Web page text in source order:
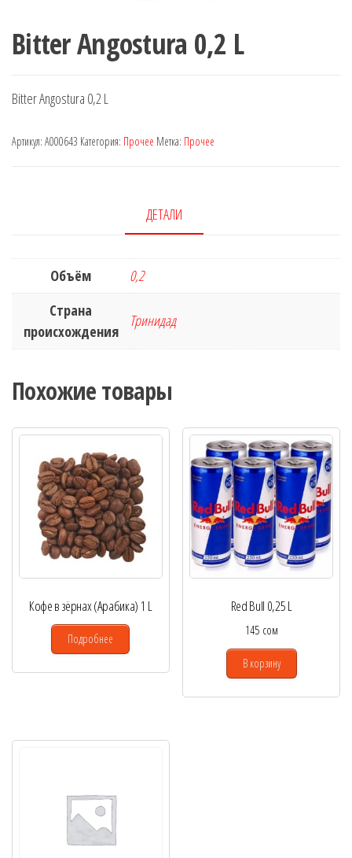
Bitter Angostura 0,2 L
Bitter Angostura 0,2 L
Артикул: A000643 Категория: Прочее Метка: Прочее
ДЕТАЛИ
Объём
0,2
Страна
происхождения
Тринидад
Похожие товары
Кофе в зёрнах (Арабика) 1 L
Подробнее
Red Bull 0,25 L
145 сом
В корзину